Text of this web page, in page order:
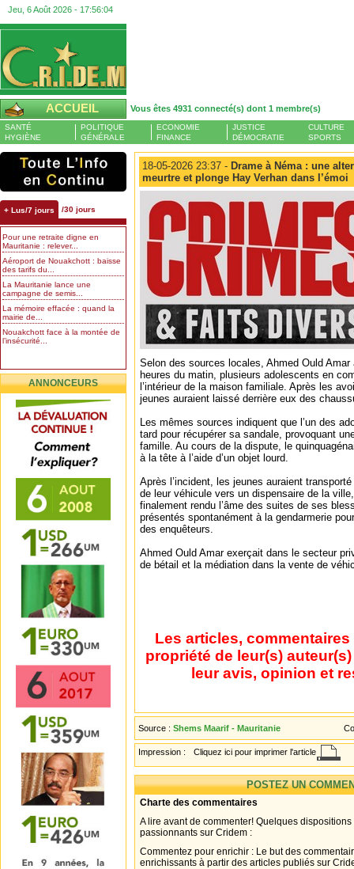
Jeu, 6 Août 2026 - 17:56:05
ACCUEIL Vous êtes 4931 connecté(s) dont 1 membre(s)
SANTÉ
HYGIÈNE
POLITIQUE
GÉNÉRALE
ECONOMIE
FINANCE
JUSTICE
DÉMOCRATIE
CULTURE
SPORTS
+ Lus/7 jours /30 jours
Pour une retraite digne en
Mauritanie : relever...
Aéroport de Nouakchott : baisse
des tarifs du...
La Mauritanie lance une
campagne de semis...
La mémoire effacée : quand la
mairie de...
Nouakchott face à la montée de
l’insécurité...
ANNONCEURS
18-05-2026 23:37 - Drame à Néma : une
meurtre et plonge Hay Verhan dans l’émoi
Selon des sources locales, Ahmed Ould
heures du matin, plusieurs adolescents en
l’intérieur de la maison familiale. Après les
jeunes auraient laissé derrière eux des
Les mêmes sources indiquent que l’un des
tard pour récupérer sa sandale, provoquant
famille. Au cours de la dispute, le
à la tête à l’aide d’un objet lourd.
Après l’incident, les jeunes auraient
de leur véhicule vers un dispensaire de la
finalement rendu l’âme des suites de ses
présentés spontanément à la gendarmerie
des enquêteurs.
Ahmed Ould Amar exerçait dans le secteur
de bétail et la médiation dans la vente de
Les articles,
propriété de leur(s)
leur avis, opinion et
Source : Shems Maarif - Mauritanie
Impression : Cliquez ici pour imprimer l'article
POSTEZ UN
Charte des commentaires
A lire avant de commenter! Quelques
passionnants sur Cridem :
Commentez pour enrichir : Le but des
enrichissants à partir des articles publiés sur